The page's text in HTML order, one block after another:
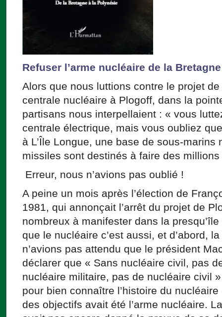
Refuser l’arme nucléaire de la
Alors que nous luttions contre le projet de
centrale nucléaire à Plogoff, dans la
partisans nous interpellaient : « vous
centrale électrique, mais vous oubliez
à L’Île Longue, une base de sous-marins
missiles sont destinés à faire des
Erreur, nous n’avions pas oublié !
A peine un mois après l’élection de
1981, qui annonçait l’arrêt du projet de
nombreux à manifester dans la
que le nucléaire c’est aussi, et d’abord,
n’avions pas attendu que le président
déclarer que « Sans nucléaire civil, pas
nucléaire militaire, pas de nucléaire civil
pour bien connaître l’histoire du
des objectifs avait été l’arme nucléaire.